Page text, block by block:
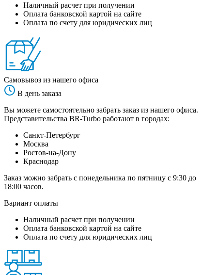
Наличный расчет при получении
Оплата банковской картой на сайте
Оплата по счету для юридических лиц
Самовывоз из нашего офиса
В день заказа
Вы можете самостоятельно забрать заказ из нашего офиса.
Представительства BR-Turbo работают в городах:
Санкт-Петербург
Москва
Ростов-на-Дону
Краснодар
Заказ можно забрать с понедельника по пятницу с 9:30 до
18:00 часов.
Вариант оплаты
Наличный расчет при получении
Оплата банковской картой на сайте
Оплата по счету для юридических лиц